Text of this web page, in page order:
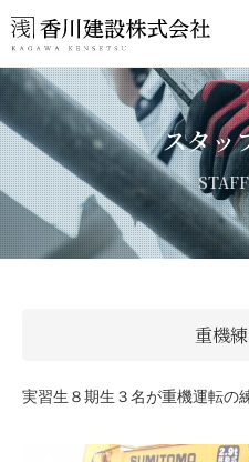
スタッ
重機
実習生８期生３名が重機運転の